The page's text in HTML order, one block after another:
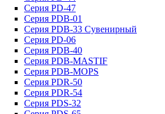
Серия PD-47
Серия PDB-01
Серия PDB-33 Сувенирный
Серия PD-06
Серия PDB-40
Серия PDB-MASTIF
Серия PDB-MOPS
Серия PDR-50
Серия PDR-54
Серия PDS-32